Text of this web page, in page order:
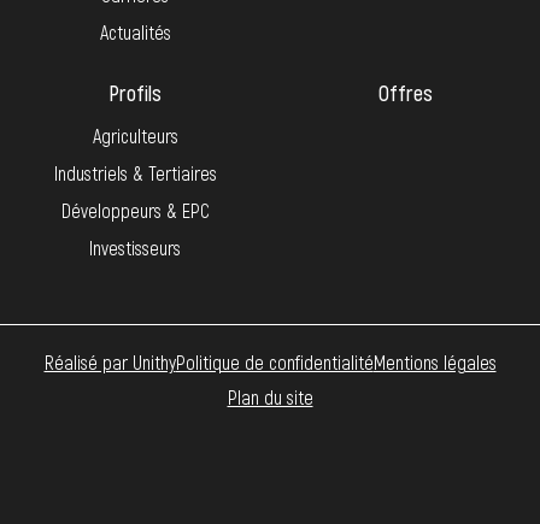
Actualités
Profils
Agriculteurs
Industriels & Tertiaires
Développeurs & EPC
Investisseurs
Offres
Réalisé par UnithyPolitique de confidentialitéMentions légales
Plan du site